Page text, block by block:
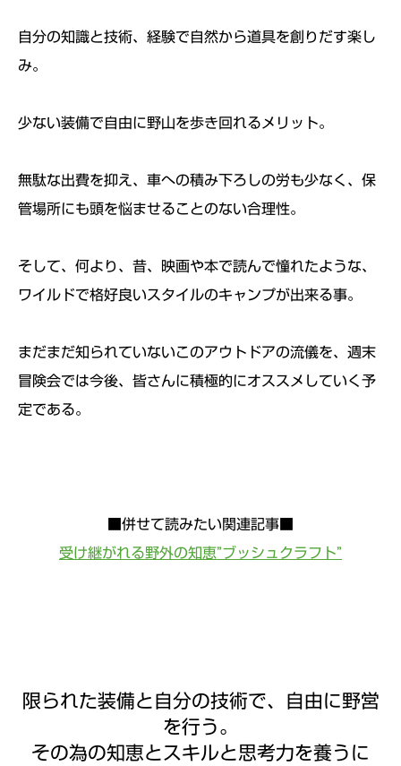
自分の知識と技術、経験で自然から道具を創りだす楽し
み。
少ない装備で自由に野山を歩き回れるメリット。
無駄な出費を抑え、車への積み下ろしの労も少なく、保
管場所にも頭を悩ませることのない合理性。
そして、何より、昔、映画や本で読んで憧れたような、
ワイルドで格好良いスタイルのキャンプが出来る事。
まだまだ知られていないこのアウトドアの流儀を、週末
冒険会では今後、皆さんに積極的にオススメしていく予
定である。
■併せて読みたい関連記事■
受け継がれる野外の知恵”ブッシュクラフト”
限られた装備と自分の技術で、自由に野営
を行う。
その為の知恵とスキルと思考力を養うに